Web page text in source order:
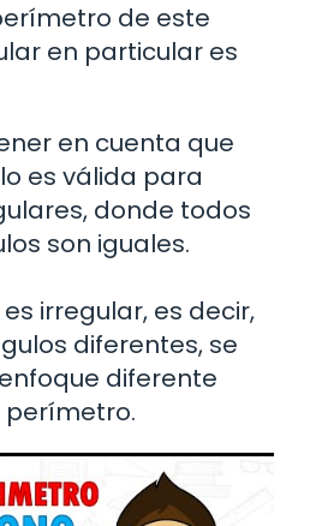
de este
en particular es
en cuenta que
es válida para
donde todos
son iguales.
irregular, es decir,
diferentes, se
diferente